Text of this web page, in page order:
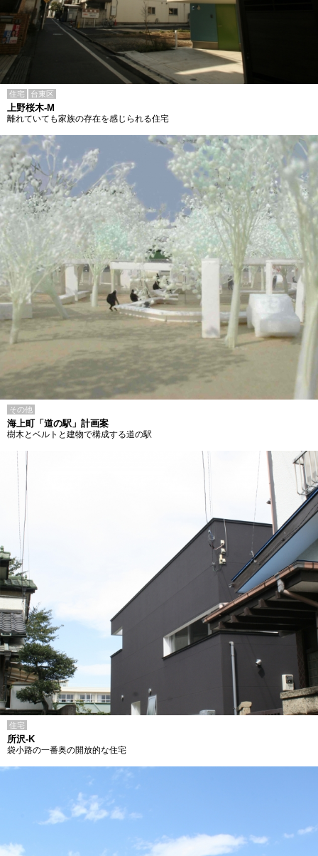
住宅 台東区
上野桜木-M
離れていても家族の存在を感じられる住宅
その他
海上町「道の駅」計画案
樹木とベルトと建物で構成する道の駅
住宅
所沢-K
袋小路の一番奥の開放的な住宅